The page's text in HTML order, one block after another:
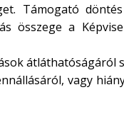
Támogató
összege a
átláthatóságáról
vagy